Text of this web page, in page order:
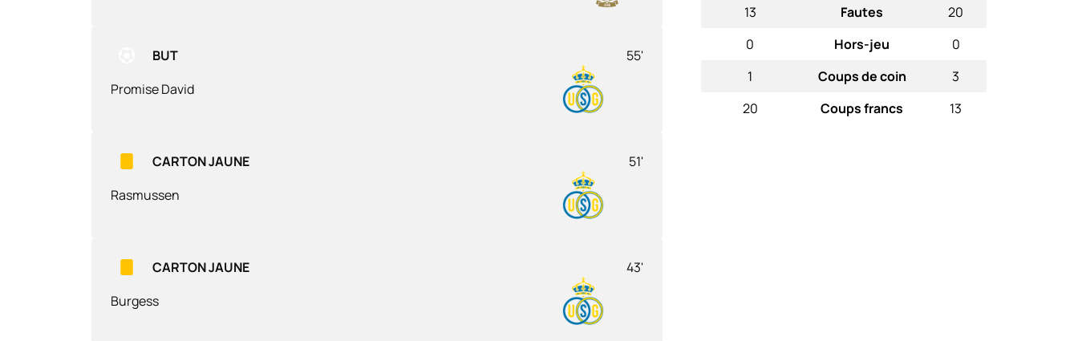
BUT
55'
Promise David
CARTON JAUNE
51'
Rasmussen
CARTON JAUNE
43'
Burgess
13
Fautes
20
0
Hors-jeu
0
1
Coups de coin
3
20
Coups francs 13